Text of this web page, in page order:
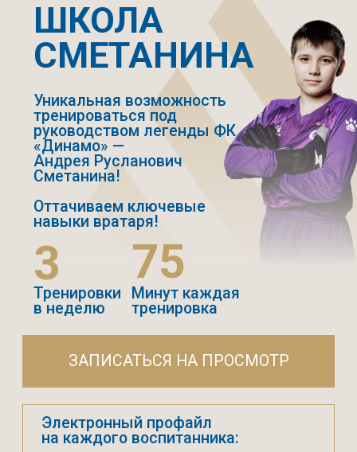
ЗАЯВКА
ЗАПИШИСЬ НА
ПРОСМОТР
И СТАНЬ ЧАСТЬЮ
ЛЕГЕНДАРНОГО
КЛУБА «ДИНАМО»
МОСКВА
У тебя есть уникальный шанс
заявить о себе в футболе!
ЗАПИСАТЬСЯ НА ПРОСМОТР